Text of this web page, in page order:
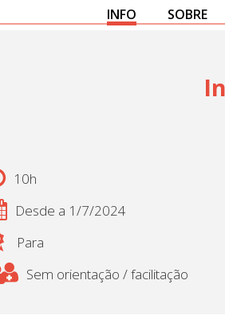
INFO SOBRE
10h
Desde a 1/7/2024
Para
Sem orientação / facilitação